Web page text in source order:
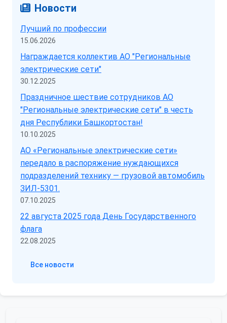
Новости
Лучший по профессии
15.06.2026
Награждается коллектив АО "Региональные
электрические сети"
30.12.2025
Праздничное шествие сотрудников АО
"Региональные электрические сети" в честь
дня Республики Башкортостан!
10.10.2025
АО «Региональные электрические сети»
передало в распоряжение нуждающихся
подразделений технику — грузовой автомобиль
ЗИЛ-5301.
07.10.2025
22 августа 2025 года День Государственного
флага
22.08.2025
Все новости